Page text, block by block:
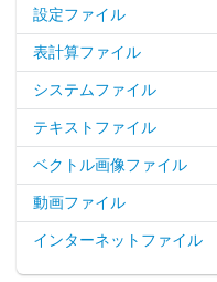
設定ファイル
表計算ファイル
システムファイル
テキストファイル
ベクトル画像ファイル
動画ファイル
インターネットファイル